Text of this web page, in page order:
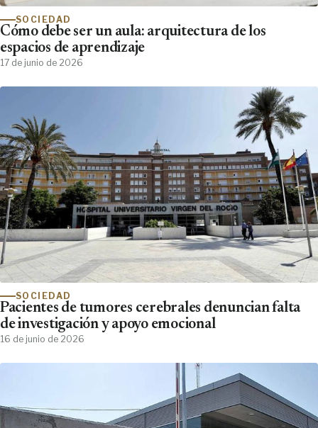
SOCIEDAD
Cómo debe ser un aula: arquitectura de los
espacios de aprendizaje
17 de junio de 2026
SOCIEDAD
Pacientes de tumores cerebrales denuncian falta
de investigación y apoyo emocional
16 de junio de 2026